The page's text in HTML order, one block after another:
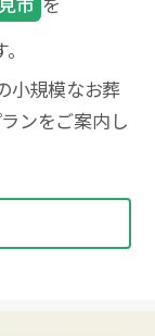
小規模なお葬
ンをご案内し